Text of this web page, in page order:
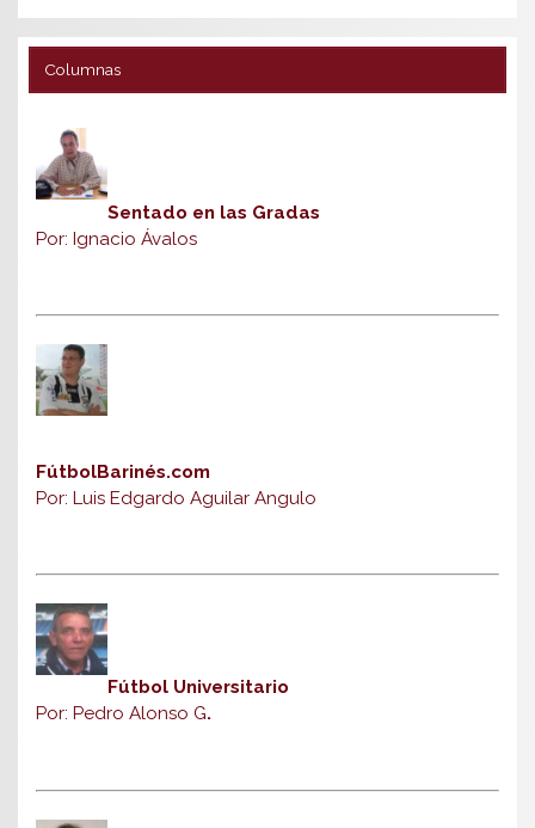
Columnas
Sentado en las Gradas
Por: Ignacio Ávalos
FútbolBarinés.com
Por: Luis Edgardo Aguilar Angulo
Fútbol Universitario
Por: Pedro Alonso G.